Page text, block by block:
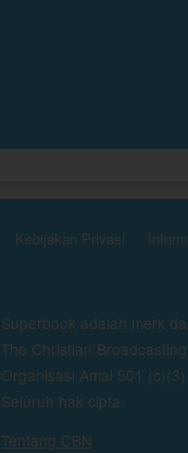
Kebijakan Privasi
Superbook adalah merk
The Christian
Organisasi Amal 501
Seluruh hak cipta.
Tentang CBN